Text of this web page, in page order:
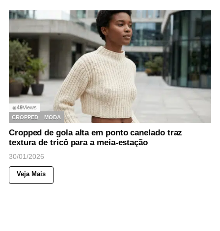
◉49Views
CROPPED
MODA
Cropped de gola alta em ponto canelado traz
textura de tricô para a meia-estação
30/01/2026
Veja Mais